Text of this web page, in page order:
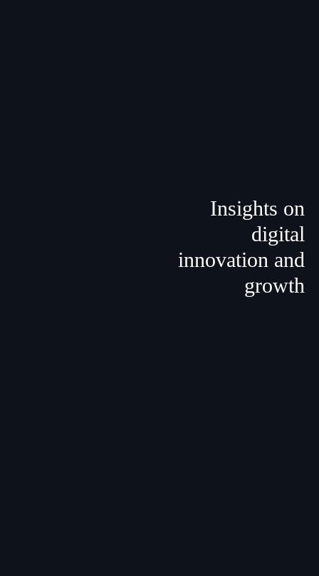
Insights on
digital
innovationand
growth